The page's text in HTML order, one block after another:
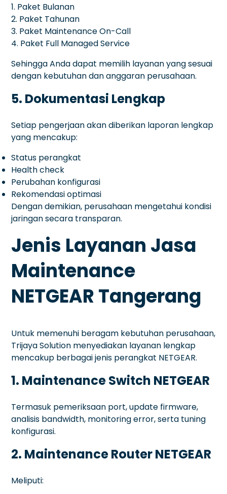
1. Paket Bulanan
2. Paket Tahunan
3. Paket Maintenance On-Call
4. Paket Full Managed Service
Sehingga Anda dapat memilih layanan yang sesuai
dengan kebutuhan dan anggaran perusahaan.
5. Dokumentasi Lengkap
Setiap pengerjaan akan diberikan laporan lengkap
yang mencakup:
Status perangkat
Health check
Perubahan konfigurasi
Rekomendasi optimasi
Dengan demikian, perusahaan mengetahui kondisi
jaringan secara transparan.
Jenis Layanan Jasa
Maintenance
NETGEAR Tangerang
Untuk memenuhi beragam kebutuhan perusahaan,
Trijaya Solution menyediakan layanan lengkap
mencakup berbagai jenis perangkat NETGEAR.
1. Maintenance Switch NETGEAR
Termasuk pemeriksaan port, update firmware,
analisis bandwidth, monitoring error, serta tuning
konfigurasi.
2. Maintenance Router NETGEAR
Meliputi: